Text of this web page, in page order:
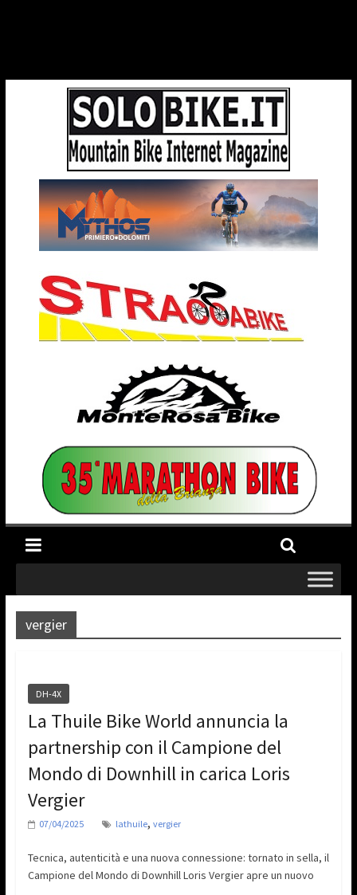
vergier
DH-4X
La Thuile Bike World annuncia la
partnership con il Campione del
Mondo di Downhill in carica Loris
Vergier
07/04/2025 lathuile, vergier
Tecnica, autenticità e una nuova connessione: tornato in sella, il
Campione del Mondo di Downhill Loris Vergier apre un nuovo